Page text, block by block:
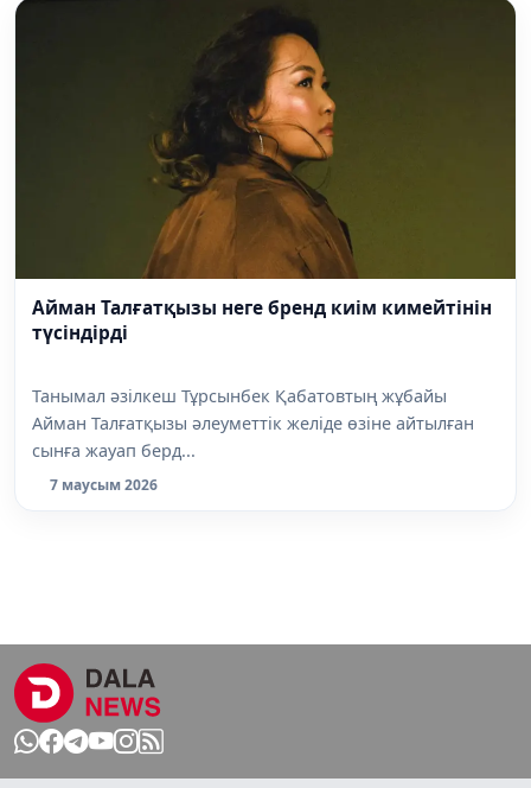
Айман Талғатқызы неге бренд киім кимейтінін
түсіндірді
Танымал әзілкеш Тұрсынбек Қабатовтың жұбайы
Айман Талғатқызы әлеуметтік желіде өзіне айтылған
сынға жауап берд...
7 маусым 2026